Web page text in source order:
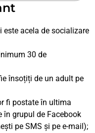
acela de socializare
30 de
însoțiți de un adult pe
fi postate în ultima
în grupul de Facebook
pe SMS și pe e-mail);